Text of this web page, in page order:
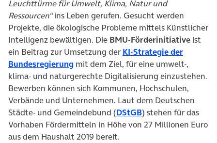
Leuchttürme für Umwelt, Klima, Natur und
Ressourcen“ins Leben gerufen. Gesucht werden
Projekte, die ökologische Probleme mittels Künstlicher
Intelligenz bewältigen. Die BMU-Förderinitiative ist
ein Beitrag zur Umsetzung der KI-Strategie der
Bundesregierung(öffnet in neuem Tab)
mit dem Ziel, für eine umwelt-,
klima- und naturgerechte Digitalisierung einzustehen.
Bewerben können sich Kommunen, Hochschulen,
Verbände und Unternehmen. Laut dem Deutschen
Städte- und Gemeindebund (DStGB(öffnet in neuem
) stehen für das
Vorhaben Fördermitteln in Höhe von 27 Millionen Euro
aus dem Haushalt 2019 bereit.